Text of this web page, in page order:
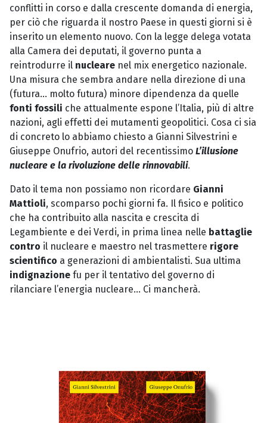
conflitti in corso e dalla crescente domanda di energia,
per ciò che riguarda il nostro Paese in questi giorni si è
inserito un elemento nuovo. Con la legge delega votata
alla Camera dei deputati, il governo punta a
reintrodurre il nucleare nel mix energetico nazionale.
Una misura che sembra andare nella direzione di una
(futura… molto futura) minore dipendenza da quelle
fonti fossili che attualmente espone l’Italia, più di altre
nazioni, agli effetti dei mutamenti geopolitici. Cosa ci sia
di concreto lo abbiamo chiesto a Gianni Silvestrini e
Giuseppe Onufrio, autori del recentissimo L’illusione
nucleare e la rivoluzione delle rinnovabili.
Dato il tema non possiamo non ricordare Gianni
Mattioli, scomparso pochi giorni fa. Il fisico e politico
che ha contribuito alla nascita e crescita di
Legambiente e dei Verdi, in prima linea nelle battaglie
contro il nucleare e maestro nel trasmettere rigore
scientifico a generazioni di ambientalisti. Sua ultima
indignazione fu per il tentativo del governo di
rilanciare l’energia nucleare… Ci mancherà.